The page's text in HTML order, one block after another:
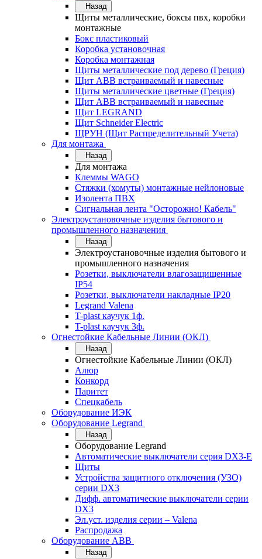
Назад
Щиты металлические, боксы пвх, коробки
монтажные
Бокс пластиковый
Коробка установочная
Коробка монтажная
Щиты металлические под дерево (Греция)
Щит ABB встраиваемый и навесные
Щиты металлические цветные (Греция)
Щит ABB встраиваемый и навесные
Щит LEGRAND
Щит Schneider Electric
ЩРУН (Щит Распределительный Учета)
Для монтажа
Назад
Для монтажа
Клеммы WAGO
Стяжки (хомуты) монтажные нейлоновые
Изолента ПВХ
Сигнальная лента "Осторожно! Кабель"
Электроустановочные изделия бытового и
промышленного назначения
Назад
Электроустановочные изделия бытового и
промышленного назначения
Розетки, выключатели влагозащищенные
IP54
Розетки, выключатели накладные IP20
Legrand Valena
T-plast каучук 1ф.
T-plast каучук 3ф.
Огнестойкие Кабельные Линии (ОКЛ)
Назад
Огнестойкие Кабельные Линии (ОКЛ)
Алюр
Конкорд
Паритет
Спецкабель
Оборудование ИЭК
Оборудование Legrand
Назад
Оборудование Legrand
Автоматические выключатели серия DX3-E
Щиты
Устройства защитного отключения (УЗО)
серии DX3
Дифф. автоматические выключатели серии
DX3
Эл.уст. изделия серии – Valena
Распродажа
Оборудование АВВ
Назад